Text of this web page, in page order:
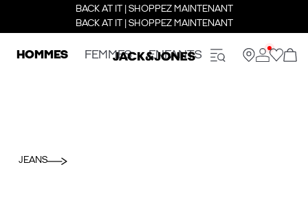
BACK AT IT | SHOPPEZ MAINTENANT
BACK AT IT | SHOPPEZ MAINTENANT
HOMMES FEMMES ENFANTS
JEANS